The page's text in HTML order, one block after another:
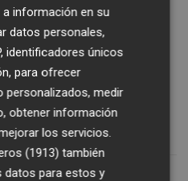
sector cerá
en un solo
n completa del
al boletín aqu
a información en su
datos personales,
identificadores únicos
para ofrecer
personalizados, medir
obtener información
los servicios.
(1913) también
datos para estos y